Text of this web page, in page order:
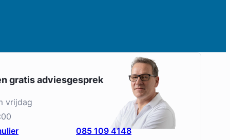
gratis adviesgesprek
vrijdag
085 109 4148